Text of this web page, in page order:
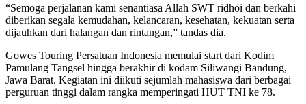
“Semoga perjalanan kami senantiasa Allah SWT ridhoi dan berkahi
diberikan segala kemudahan, kelancaran, kesehatan, kekuatan serta
dijauhkan dari halangan dan rintangan,” tandas dia.
Gowes Touring Persatuan Indonesia memulai start dari Kodim
Pamulang Tangsel hingga berakhir di kodam Siliwangi Bandung,
Jawa Barat. Kegiatan ini diikuti sejumlah mahasiswa dari berbagai
perguruan tinggi dalam rangka memperingati HUT TNI ke 78.